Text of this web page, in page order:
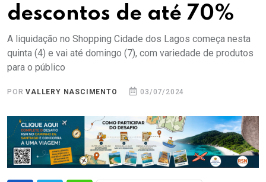
descontos de até 70%
A liquidação no Shopping Cidade dos Lagos começa nesta
quinta (4) e vai até domingo (7), com variedade de produtos
para o público
PORVALLERY NASCIMENTO 03/07/2024